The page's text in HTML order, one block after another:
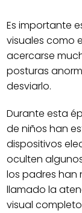
Es importante
visuales como
acercarse
posturas
desviarlo.
Durante esta
de niños han
dispositivos
oculten
los padres han
llamado la
visual